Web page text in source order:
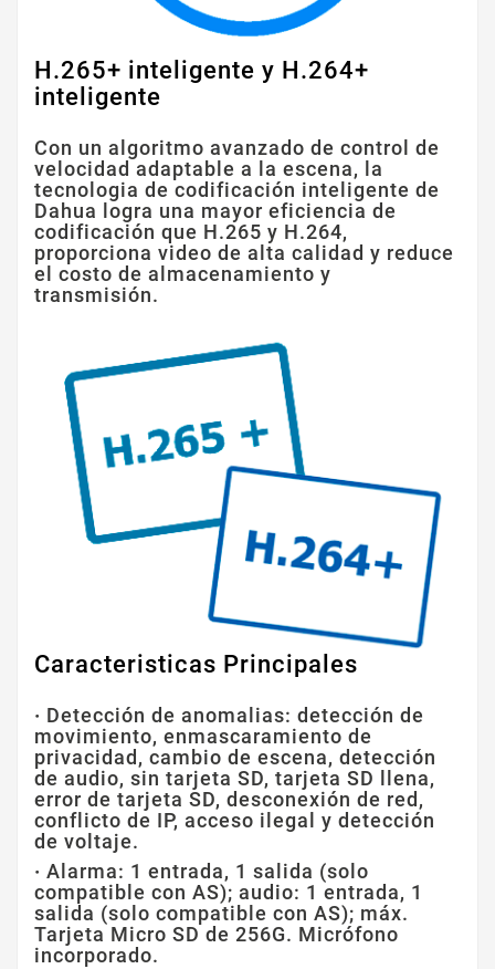
H.265+ inteligente y H.264+
inteligente
Con un algoritmo avanzado de control de
velocidad adaptable a la escena, la
tecnologia de codificación inteligente de
Dahua logra una mayor eficiencia de
codificación que H.265 y H.264,
proporciona video de alta calidad y reduce
el costo de almacenamiento y
transmisión.
Caracteristicas Principales
· Detección de anomalias: detección de
movimiento, enmascaramiento de
privacidad, cambio de escena, detección
de audio, sin tarjeta SD, tarjeta SD llena,
error de tarjeta SD, desconexión de red,
conflicto de IP, acceso ilegal y detección
de voltaje.
· Alarma: 1 entrada, 1 salida (solo
compatible con AS); audio: 1 entrada, 1
salida (solo compatible con AS); máx.
Tarjeta Micro SD de 256G. Micrófono
incorporado.